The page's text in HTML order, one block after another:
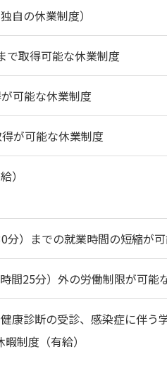
自の休業制度）
で取得可能な休業制度
可能な休業制度
が可能な休業制度
）
）までの就業時間の短縮が
間25分）外の労働制限が可能
康診断の受診、感染症に伴う
制度（有給）